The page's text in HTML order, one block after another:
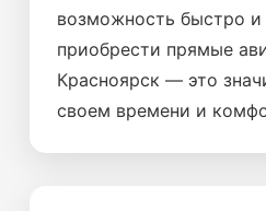
возможность быстро и
приобрести прямые
Красноярск — это
своем времени и